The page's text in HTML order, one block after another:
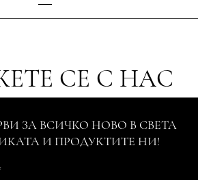
СЕ С НАС
ЗА ВСИЧКО НОВО В СВЕТА
И ПРОДУКТИТЕ НИ!